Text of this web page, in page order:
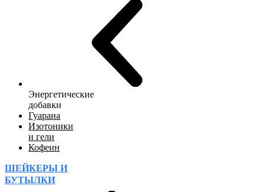
Энергетические
добавки
Гуарана
Изотоники
и гели
Кофеин
ШЕЙКЕРЫ И
БУТЫЛКИ